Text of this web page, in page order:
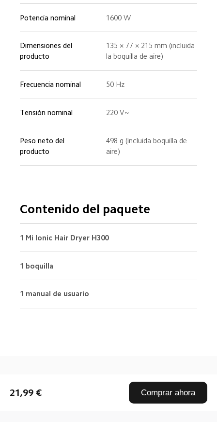
21,99 € Comprar ahora
Potencia nominal 1600 W
Dimensiones del
producto
135 × 77 × 215 mm (incluida
la boquilla de aire)
Frecuencia nominal 50 Hz
Tensión nominal 220 V~
Peso neto del
producto
498 g (incluida boquilla de
aire)
Contenido del paquete
1 Mi Ionic Hair Dryer H300
1 boquilla
1 manual de usuario